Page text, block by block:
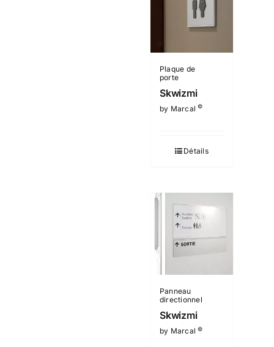
Plaque de
porte
Skwizmi
by Marcal©
Détails
Panneau
directionnel
Skwizmi
by Marcal©